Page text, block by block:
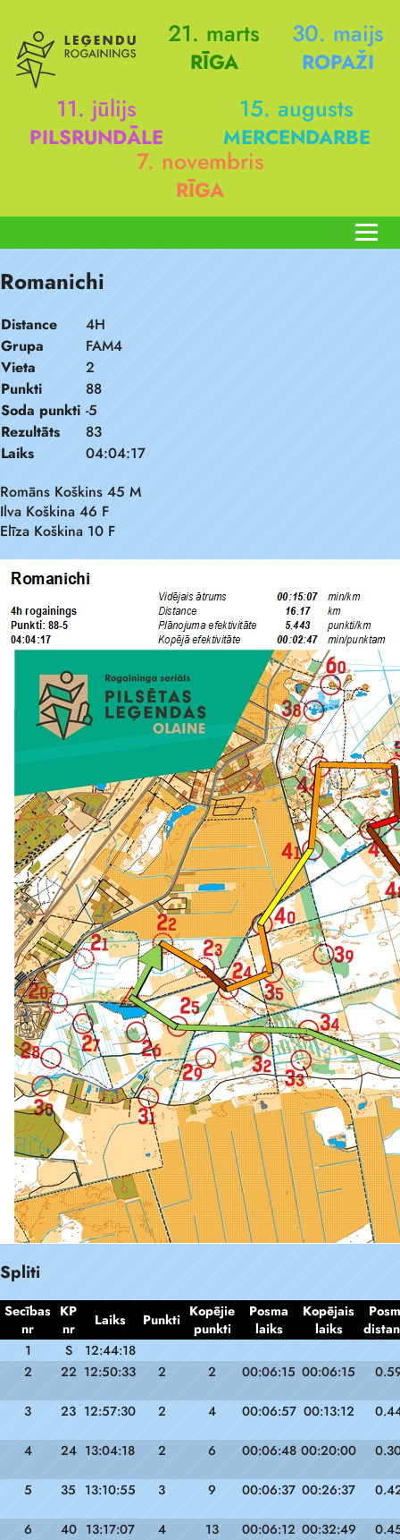
21. marts
RĪGA
30. maijs
ROPAŽI
11. jūlijs
PILSRUNDĀLE
15. augusts
MERCENDARBE
7. novembris
RĪGA
Romanichi
Distance
4H
Grupa
FAM4
Vieta
2
Punkti
88
Soda punkti -5
Rezultāts
83
Laiks
04:04:17
Romāns Koškins 45 M
Ilva Koškina 46 F
Elīza Koškina 10 F
Spliti
Secības
nr
KP
nr
Laiks Punkti Kopējie
punkti
Posma
laiks
Kopējais
laiks
1
S
12:44:18
2
22 12:50:33 2 2 00:06:15 00:06:15
3 23 12:57:30 2 4 00:06:57 00:13:12
4 24 13:04:18 2 6 00:06:48 00:20:00
5 35 13:10:55 3 9 00:06:37 00:26:37
6 40 13:17:07 4 13 00:06:12 00:32:49